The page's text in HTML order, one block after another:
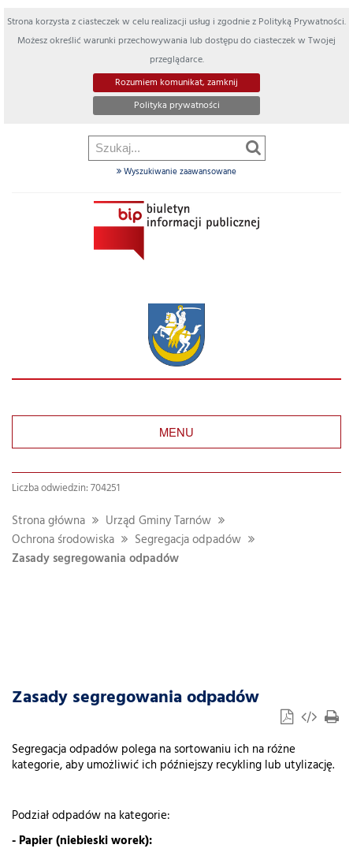
Strona korzysta z ciasteczek w celu realizacji usług i zgodnie z Polityką Prywatności.
Możesz określić warunki przechowywania lub dostępu do ciasteczek w Twojej
przeglądarce.
Rozumiem komunikat, zamknij
Polityka prywatności
Wyszukiwanie zaawansowane
MENU
Liczba odwiedzin: 704251
Strona główna
Urząd Gminy Tarnów
Ochrona środowiska
Segregacja odpadów
Zasady segregowania odpadów
Zasady segregowania odpadów
Segregacja odpadów polega na sortowaniu ich na różne
kategorie, aby umożliwić ich późniejszy recykling lub utylizację.
Podział odpadów na kategorie:
- Papier (niebieski worek):